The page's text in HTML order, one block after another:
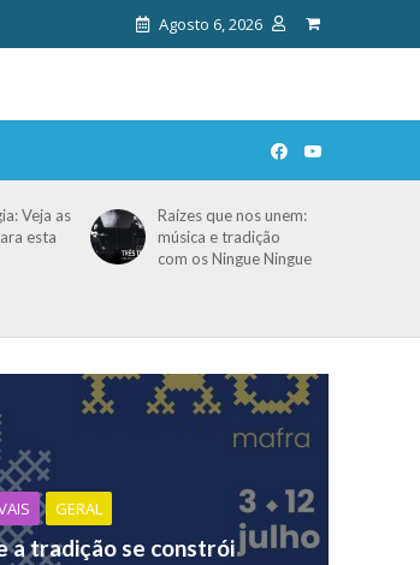
Agosto 6, 2026
Veja as
esta
Raízes que nos unem:
música e tradição
com os Ningue Ningue
GERAL
a tradição se constrói